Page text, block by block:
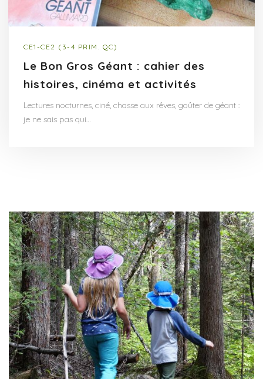
CE1-CE2 (3-4 PRIM. QC)
Le Bon Gros Géant : cahier des
histoires, cinéma et activités
Lectures nocturnes, ciné, chasse aux rêves, goûter de géant :
je ne sais pas qui…